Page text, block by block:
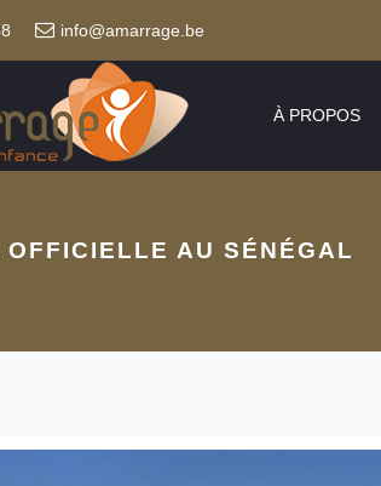
info@amarrage.be
À PROPOS
OFFICIELLE AU SÉNÉGAL